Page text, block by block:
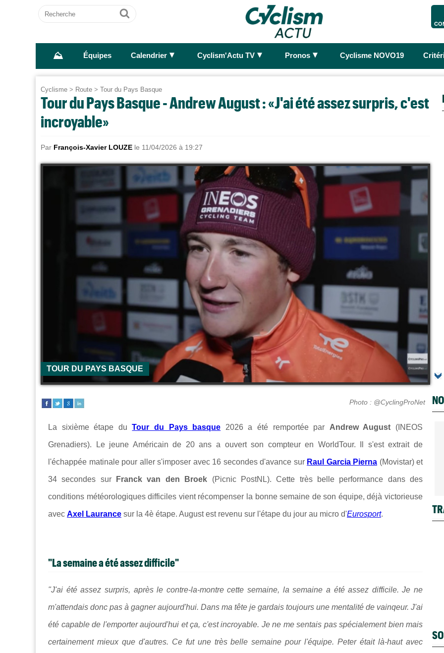
Recherche
Ok
⛰ Équipes Calendrier ► Cyclism'Actu TV ► Pronos ► Cyclisme NOVO19
Cyclisme > Route > Tour du Pays Basque
Tour du Pays Basque - Andrew August : «J'ai été assez surpris, c'est
incroyable»
Par François-Xavier LOUZE le 11/04/2026 à 19:27
TOUR DU PAYS BASQUE
Photo : @CyclingProNet
La sixième étape duTour du Pays basque 2026 a été remportée par Andrew August (INEOS
Grenadiers). Le jeune Américain de 20 ans a ouvert son compteur en WorldTour. Il s'est extrait de
l'échappée matinale pour aller s'imposer avec 16 secondes d'avance sur Raul Garcia Pierna (Movistar) et
34 secondes sur Franck van den Broek (Picnic PostNL). Cette très belle performance dans des
conditions météorologiques difficiles vient récompenser la bonne semaine de son équipe, déjà victorieuse
avec Axel Laurance sur la 4è étape. August est revenu sur l'étape du jour au micro d'Eurosport.
"La semaine a été assez difficile"
"J'ai été assez surpris, après le contre-la-montre cette semaine, la semaine a été assez difficile. Je ne
m'attendais donc pas à gagner aujourd'hui. Dans ma tête je gardais toujours une mentalité de vainqeur. J'ai
été capable de l'emporter aujourd'hui et ça, c'est incroyable. Je ne me sentais pas spécialement bien mais
certainement mieux que d'autres. Ce fut une très belle semaine pour l'équipe. Peter était là-haut avec